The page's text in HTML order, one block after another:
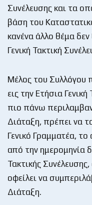
Συνέλευσης και τα
βάση του
κανένα άλλο θέμα
Γενική Τακτική
Μέλος του Συλλόγου
εις την Ετήσια
πιο πάνω
Διάταξη, πρέπει να
Γενικό Γραμματέα,
από την ημερομηνία
Τακτικής
οφείλει να
Διάταξη.